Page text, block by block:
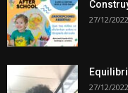
27/12/2022
27/12/2022